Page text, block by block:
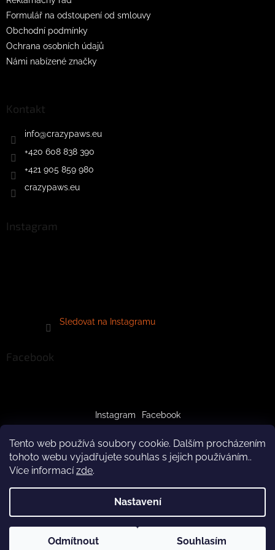
Tento web používá soubory cookie. Dalším procházením
tohoto webu vyjadřujete souhlas s jejich používáním..
Více informacízde.
Nastavení
Odmítnout Souhlasím
Z důvodu čerpání dovolené budeme produkty doručovat až po
Formulář na odstoupení od smlouvy
Obchodní podmínky
Ochrana osobních údajů
Námi nabízené značky
Kontakt
info@crazypaws.eu
+420 608 838 390
+421 905 859 980
crazypaws.eu
Instagram
Sledovat na Instagramu
Facebook
Instagram Facebook
crazypaws.cz
Upravit nastavení cookies